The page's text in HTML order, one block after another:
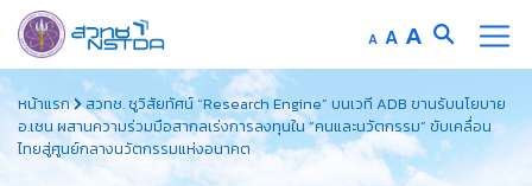
to
content
A Decrease
font
size.
AReset
font
size.
A Increase
font
size.
หน้าแรก
สวทช. ชูวิสัยทัศน์ “Research Engine” บนเวที ADB ขานรับนโยบาย
อ.เชน ผสานความร่วมมือสากลเร่งการลงทุนใน “คนและนวัตกรรม” ขับเคลื่อน
ไทยสู่ศูนย์กลางนวัตกรรมแห่งอนาคต